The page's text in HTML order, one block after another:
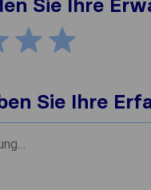
Sie Ihre
Sie Ihre